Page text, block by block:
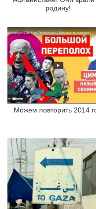
родину!
Можем повторить 2014